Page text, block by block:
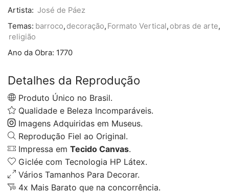
Artista: José de Páez
Temas: barroco, decoração, Formato Vertical, obras de arte,
religião
Ano da Obra: 1770
Detalhes da Reprodução
Produto Único no Brasil.
Qualidade e Beleza Incomparáveis.
Imagens Adquiridas em Museus.
Reprodução Fiel ao Original.
Impressa em Tecido Canvas.
Giclée com Tecnologia HP Látex.
Vários Tamanhos Para Decorar.
4x Mais Barato que na concorrência.